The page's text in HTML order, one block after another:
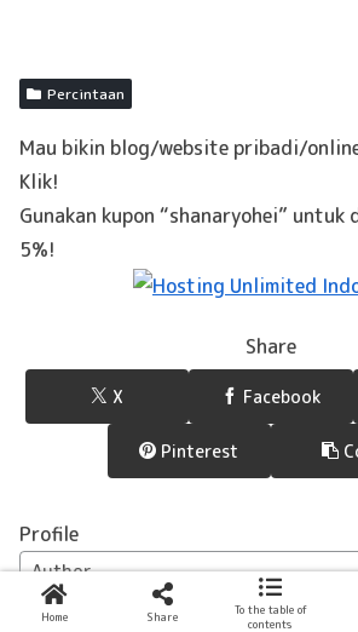
Percintaan
Mau bikin blog/website pribadi/
Klik!
Gunakan kupon “shanaryohei” untuk
5%!
Share
X Facebook
Pinterest
Profile
Author
Shana & Ryohei
Hallooo! Terima kasih
Home Share
To the table of
contents